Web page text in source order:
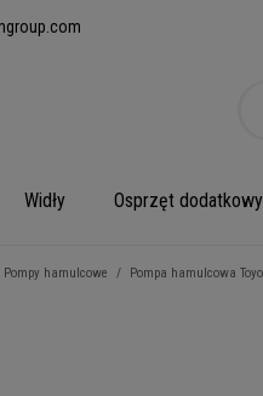
Widły Osprzęt dodatkowy
Pompy hamulcowe / Pompa hamulcowa